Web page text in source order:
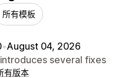
所有模板
•August 04, 2026
several fixes
有版本